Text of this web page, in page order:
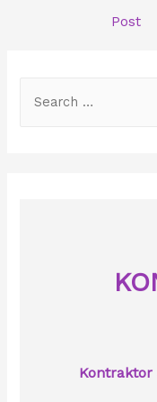
Post
Kontraktor